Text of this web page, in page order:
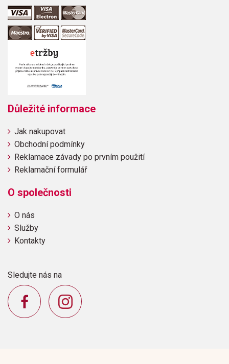
Důležité informace
Jak nakupovat
Obchodní podmínky
Reklamace závady po prvním použití
Reklamační formulář
O společnosti
O nás
Služby
Kontakty
Sledujte nás na